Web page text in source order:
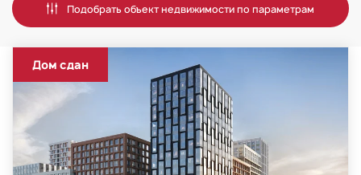
Подобрать объект недвижимости по параметрам
Дом сдан